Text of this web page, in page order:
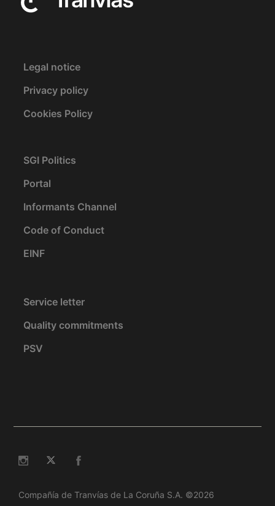
Legal notice
Privacy policy
Cookies Policy
SGI Politics
Portal
Informants Channel
Code of Conduct
EINF
Service letter
Quality commitments
PSV
Compañía de Tranvías de La Coruña S.A. ©2026